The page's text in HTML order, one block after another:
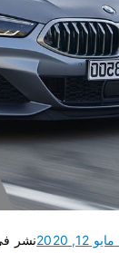
مايو 12, 2020 نشر